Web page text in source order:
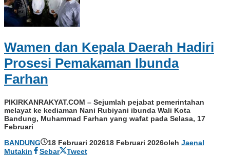
Wamen dan Kepala Daerah Hadiri
Prosesi Pemakaman Ibunda
Farhan
PIKIRKANRAKYAT.COM – Sejumlah pejabat pemerintahan
melayat ke kediaman Nani Rubiyani ibunda Wali Kota
Bandung, Muhammad Farhan yang wafat pada Selasa, 17
Februari
BANDUNG
18 Februari 202618 Februari 2026oleh Jaenal
Mutakin
Sebar
Tweet